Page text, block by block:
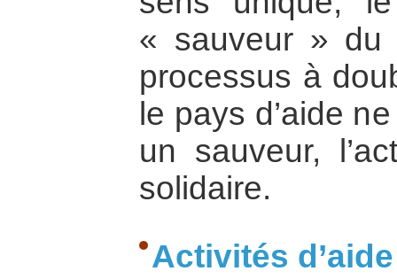
« sauveur »
processus à
le pays d’aide
un sauveur,
solidaire.
Activités